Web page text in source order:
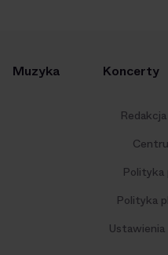
Muzyka Koncerty
Polityka